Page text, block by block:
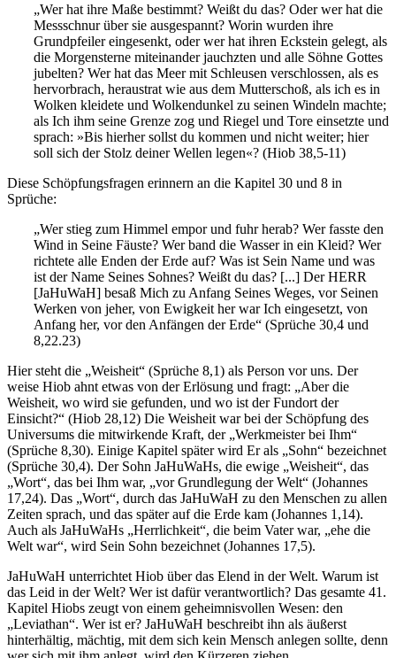
„Wer hat ihre Maße bestimmt? Weißt du das? Oder wer hat die
Messschnur über sie ausgespannt? Worin wurden ihre
Grundpfeiler eingesenkt, oder wer hat ihren Eckstein gelegt, als
die Morgensterne miteinander jauchzten und alle Söhne Gottes
jubelten? Wer hat das Meer mit Schleusen verschlossen, als es
hervorbrach, heraustrat wie aus dem Mutterschoß, als ich es in
Wolken kleidete und Wolkendunkel zu seinen Windeln machte;
als Ich ihm seine Grenze zog und Riegel und Tore einsetzte und
sprach: »Bis hierher sollst du kommen und nicht weiter; hier
soll sich der Stolz deiner Wellen legen«? (Hiob 38,5-11)
Diese Schöpfungsfragen erinnern an die Kapitel 30 und 8 in
Sprüche:
„Wer stieg zum Himmel empor und fuhr herab? Wer fasste den
Wind in Seine Fäuste? Wer band die Wasser in ein Kleid? Wer
richtete alle Enden der Erde auf? Was ist Sein Name und was
ist der Name Seines Sohnes? Weißt du das? [...] Der HERR
[JaHuWaH] besaß Mich zu Anfang Seines Weges, vor Seinen
Werken von jeher, von Ewigkeit her war Ich eingesetzt, von
Anfang her, vor den Anfängen der Erde“ (Sprüche 30,4 und
8,22.23)
Hier steht die „Weisheit“ (Sprüche 8,1) als Person vor uns. Der
weise Hiob ahnt etwas von der Erlösung und fragt: „Aber die
Weisheit, wo wird sie gefunden, und wo ist der Fundort der
Einsicht?“ (Hiob 28,12) Die Weisheit war bei der Schöpfung des
Universums die mitwirkende Kraft, der „Werkmeister bei Ihm“
(Sprüche 8,30). Einige Kapitel später wird Er als „Sohn“ bezeichnet
(Sprüche 30,4). Der Sohn JaHuWaHs, die ewige „Weisheit“, das
„Wort“, das bei Ihm war, „vor Grundlegung der Welt“ (Johannes
17,24). Das „Wort“, durch das JaHuWaH zu den Menschen zu allen
Zeiten sprach, und das später auf die Erde kam (Johannes 1,14).
Auch als JaHuWaHs „Herrlichkeit“, die beim Vater war, „ehe die
Welt war“, wird Sein Sohn bezeichnet (Johannes 17,5).
JaHuWaH unterrichtet Hiob über das Elend in der Welt. Warum ist
das Leid in der Welt? Wer ist dafür verantwortlich? Das gesamte 41.
Kapitel Hiobs zeugt von einem geheimnisvollen Wesen: den
„Leviathan“. Wer ist er? JaHuWaH beschreibt ihn als äußerst
hinterhältig, mächtig, mit dem sich kein Mensch anlegen sollte, denn